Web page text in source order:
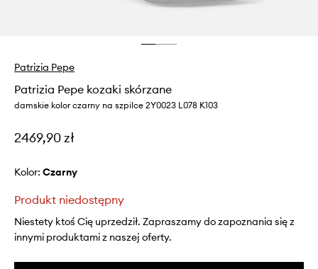
Patrizia Pepe
Patrizia Pepe kozaki skórzane
damskie kolor czarny na szpilce 2Y0023 L078 K103
2469,90 zł
Kolor: czarny
Produkt niedostępny
Niestety ktoś Cię uprzedził. Zapraszamy do zapoznania się z
innymi produktami z naszej oferty.